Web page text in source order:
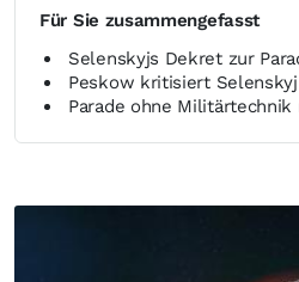
Für Sie zusammengefasst
Selenskyjs Dekret zur
Peskow kritisiert
Parade ohne